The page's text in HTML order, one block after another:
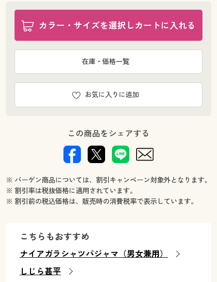
カラー・サイズを選択しカートに入れる
お気に入りに追加
在庫・価格一覧
この商品をシェアする
※ バーゲン商品については、割引キャンペーン対象外となります。
※ 割引率は税抜価格に適用されています。
※ 割引前の税込価格は、販売時の消費税率で表示しています。
こちらもおすすめ
ナイアガラシャツパジャマ（男女兼用）
しじら甚平